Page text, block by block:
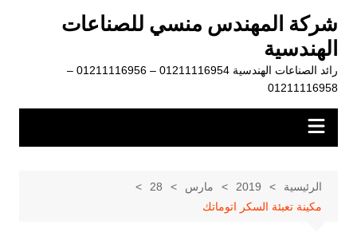
المحتوى
شركة المهندس منسي للصناعات
الهندسية
رائد الصناعات الهندسية 01211116954 – 01211116956 –
01211116958
الرئيسية 2019 مارس
28
مكينة تعبئة السكر اتوماتك